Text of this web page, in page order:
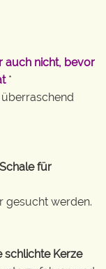
auch nicht, bevor
*
für
gesucht werden.
schlichte Kerze